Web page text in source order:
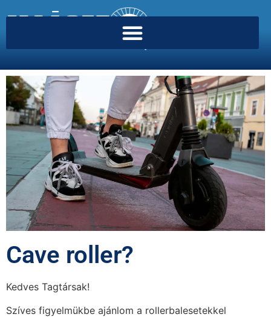
Cave roller?
Kedves Tagtársak!
Szíves figyelmükbe ajánlom a rollerbalesetekkel